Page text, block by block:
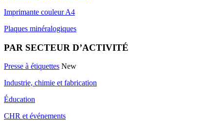
Imprimante couleur A4
Plaques minéralogiques
PAR SECTEUR D’ACTIVITÉ
Presse à étiquettes New
Industrie, chimie et fabrication
Éducation
CHR et événements